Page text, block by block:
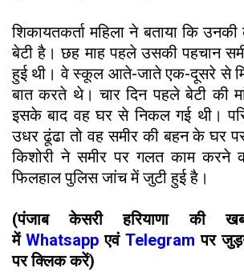
शिकायतकर्ता महिला ने बताया कि
बेटी है। छह माह पहले उसकी पहचान
हुई थी। वे स्कूल आते-जाते एक-दूसरे से
बात करते थे। चार दिन पहले बेटी की
इसके बाद वह घर से निकल गई थी।
उधर ढूंढा तो वह समीर की बहन के घर
किशोरी ने समीर पर गलत काम करने
फिलहाल पुलिस जांच में जुटी हुई है।
(पंजाब केसरी हरियाणा की
में Whatsappएवं Telegram पर
पर क्लिक करें)